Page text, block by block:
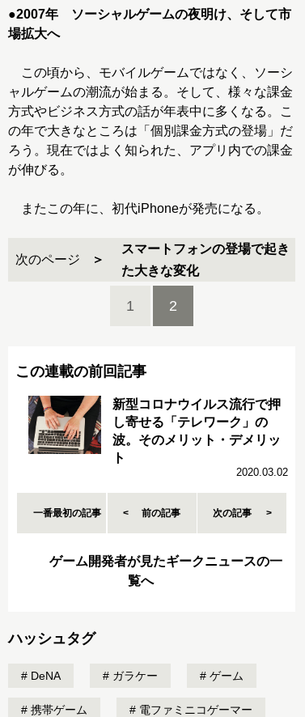
●2007年 ソーシャルゲームの夜明け、そして市
場拡大へ
この頃から、モバイルゲームではなく、ソーシ
ャルゲームの潮流が始まる。そして、様々な課金
方式やビジネス方式の話が年表中に多くなる。こ
の年で大きなところは「個別課金方式の登場」だ
ろう。現在ではよく知られた、アプリ内での課金
が伸びる。
またこの年に、初代iPhoneが発売になる。
次のページ
スマートフォンの登場で起き
た大きな変化
1 2
この連載の前回記事
新型コロナウイルス流行で押
し寄せる「テレワーク」の
波。そのメリット・デメリッ
ト
2020.03.02
一番最初の記事 前の記事 次の記事
ゲーム開発者が見たギークニュースの一
覧へ
ハッシュタグ
DeNA ガラケー ゲーム
携帯ゲーム 電ファミニコゲーマー